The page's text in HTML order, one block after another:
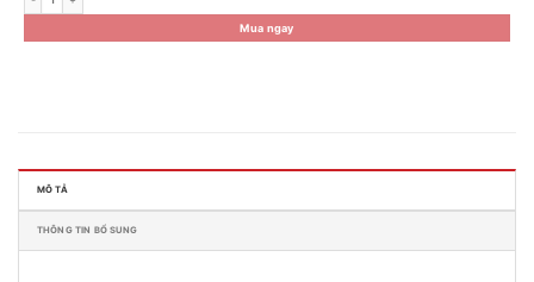
Mua ngay
MÔ TẢ
THÔNG TIN BỔ SUNG